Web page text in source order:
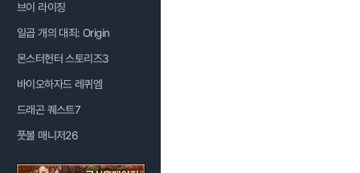
브이 라이징
일곱 개의 대죄: Origin
몬스터헌터 스토리즈3
바이오하자드 레퀴엠
드래곤 퀘스트7
풋볼 매니저26